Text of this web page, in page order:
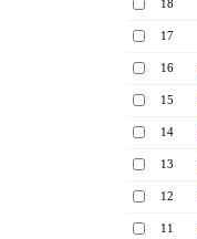
18
17
16
15
14
13
12
11